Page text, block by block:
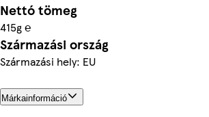
Nettó tömeg
415g ℮
Származási ország
Származási hely: EU
Márkainformáció